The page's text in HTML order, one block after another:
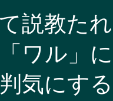
説教た
ワル」
気にす